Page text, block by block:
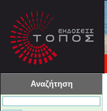
Αναζήτηση